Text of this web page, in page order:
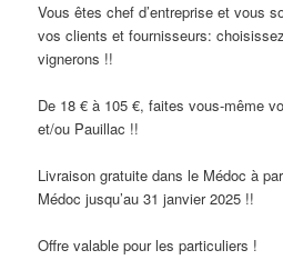
Vous êtes chef d’entreprise et vous
vos clients et fournisseurs:
vignerons !!
De 18 € à 105 €, faites vous-même
et/ou Pauillac !!
Livraison gratuite dans le Médoc à
Médoc jusqu’au 31 janvier 2025 !!
Offre valable pour les particuliers !